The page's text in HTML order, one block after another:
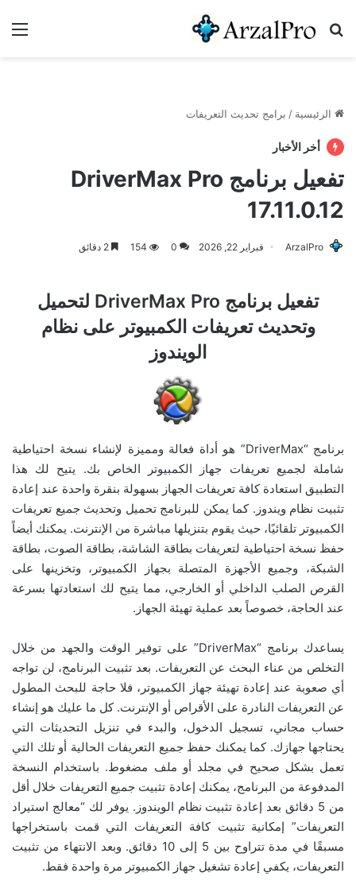
بحث عن
الرئيسية / برامج تحديث التعريفات
أخر الأخبار
تفعيل برنامج DriverMax Pro
17.11.0.12
ArzalPro فبراير 22, 2026 0
154
تفعيل برنامج DriverMax Pro لتحميل
وتحديث تعريفات الكمبيوتر على نظام
الويندوز
برنامج “DriverMax” هو أداة فعالة ومميزة لإنشاء نسخة احتياطية
شاملة لجميع تعريفات جهاز الكمبيوتر الخاص بك. يتيح لك هذا
التطبيق استعادة كافة تعريفات الجهاز بسهولة بنقرة واحدة عند إعادة
تثبيت نظام ويندوز. كما يمكن للبرنامج تحميل وتحديث جميع تعريفات
الكمبيوتر تلقائيًا، حيث يقوم بتنزيلها مباشرة من الإنترنت. يمكنك أيضاً
حفظ نسخة احتياطية لتعريفات بطاقة الشاشة، بطاقة الصوت، بطاقة
الشبكة، وجميع الأجهزة المتصلة بجهاز الكمبيوتر، وتخزينها على
القرص الصلب الداخلي أو الخارجي، مما يتيح لك استعادتها بسرعة
عند الحاجة، خصوصاً بعد عملية تهيئة الجهاز.
يساعدك برنامج “DriverMax” على توفير الوقت والجهد من خلال
التخلص من عناء البحث عن التعريفات. بعد تثبيت البرنامج، لن تواجه
أي صعوبة عند إعادة تهيئة جهاز الكمبيوتر، فلا حاجة للبحث المطول
عن التعريفات النادرة على الأقراص أو الإنترنت. كل ما عليك هو إنشاء
حساب مجاني، تسجيل الدخول، والبدء في تنزيل التحديثات التي
يحتاجها جهازك. كما يمكنك حفظ جميع التعريفات الحالية أو تلك التي
تعمل بشكل صحيح في مجلد أو ملف مضغوط. باستخدام النسخة
المدفوعة من البرنامج، يمكنك إعادة تثبيت جميع التعريفات خلال أقل
من 5 دقائق بعد إعادة تثبيت نظام الويندوز. يوفر لك “معالج استيراد
التعريفات” إمكانية تثبيت كافة التعريفات التي قمت باستخراجها
مسبقًا في مدة تتراوح بين 5 إلى 10 دقائق. وبعد الانتهاء من تثبيت
التعريفات، يكفي إعادة تشغيل جهاز الكمبيوتر مرة واحدة فقط.